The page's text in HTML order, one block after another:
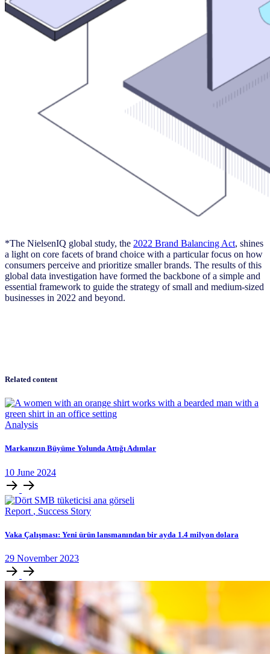
*The NielsenIQ global study, the 2022 Brand Balancing Act, shines
a light on core facets of brand choice with a particular focus on how
consumers perceive and prioritize smaller brands. The results of this
global data investigation have formed the backbone of a simple and
essential framework to guide the strategy of small and medium-sized
businesses in 2022 and beyond.
Related content
Analysis
Markanızın Büyüme Yolunda Attığı Adımlar
10 June 2024
Report , Success Story
Vaka Çalışması: Yeni ürün lansmanından bir ayda 1.4 milyon dolara
29 November 2023